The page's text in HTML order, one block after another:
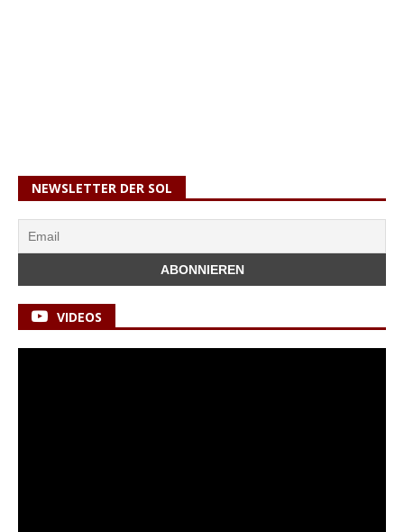
NEWSLETTER DER SOL
VIDEOS